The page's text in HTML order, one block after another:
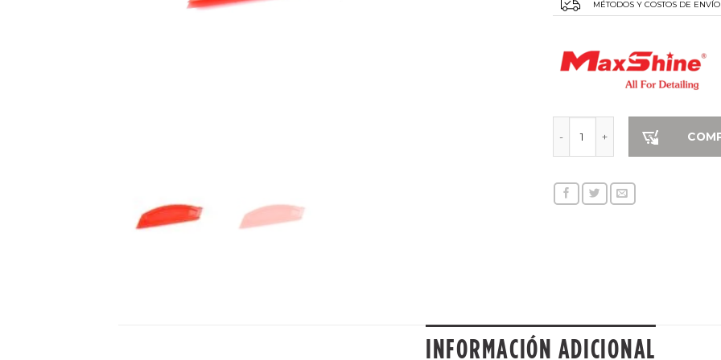
MÉTODOS Y COSTOS DE ENVÍO
INFORMACIÓN ADICIONAL